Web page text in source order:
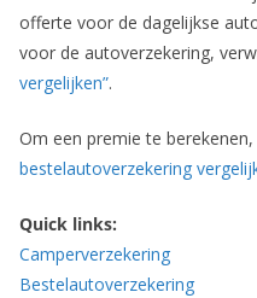
offerte voor de dagelijkse
voor de autoverzekering,
vergelijken”.
Om een premie te
bestelautoverzekering
Quick links:
Camperverzekering
Bestelautoverzekering